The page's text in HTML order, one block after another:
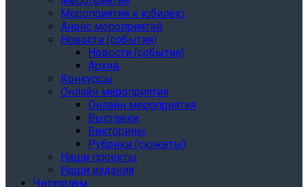
Мероприятия к юбилею
Анонс мероприятий
Новости (события)
Новости (события)
Архив
Конкурсы
Онлайн мероприятия
Онлайн мероприятия
Выставки
Викторины
Рубрики (сюжеты)
Наши проекты
Наши издания
Читателям